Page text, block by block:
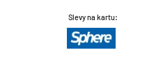
Slevy na kartu: